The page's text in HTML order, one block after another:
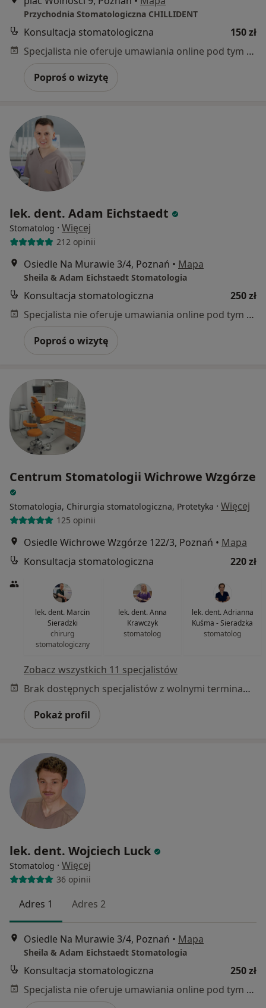
Przychodnia Stomatologiczna CHILLIDENT
Konsultacja stomatologiczna
150 zł
Specjalista nie oferuje umawiania online pod tym adresem.
Poproś o wizytę
lek. dent. Adam Eichstaedt
Stomatolog · Więcej
212 opinii
Osiedle Na Murawie 3/4, Poznań • Mapa
Sheila & Adam Eichstaedt Stomatologia
Konsultacja stomatologiczna
250 zł
Specjalista nie oferuje umawiania online pod tym adresem.
Poproś o wizytę
Centrum Stomatologii Wichrowe Wzgórze
Stomatologia, Chirurgia stomatologiczna, Protetyka · Więcej
125 opinii
Osiedle Wichrowe Wzgórze 122/3, Poznań • Mapa
Konsultacja stomatologiczna
220 zł
lek. dent. Marcin
Sieradzki
chirurg
stomatologiczny
lek. dent. Anna
Krawczyk
stomatolog
lek. dent. Adrianna
Kuśma - Sieradzka
stomatolog
Zobacz wszystkich 11 specjalistów
Brak dostępnych specjalistów z wolnymi terminami w tym centrum medycznym.
Pokaż profil
lek. dent. Wojciech Luck
Stomatolog · Więcej
36 opinii
Adres 1 Adres 2
Osiedle Na Murawie 3/4, Poznań • Mapa
Sheila & Adam Eichstaedt Stomatologia
Konsultacja stomatologiczna
250 zł
Specjalista nie oferuje umawiania online pod tym adresem.